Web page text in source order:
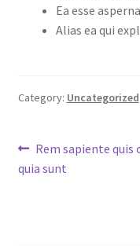
Ea esse
Alias ea qui
Category: Uncategorized
Post
navigation
Previous
post:
Rem sapiente quis
quia sunt